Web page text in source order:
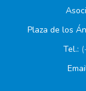
Plaza de los
Tel.: